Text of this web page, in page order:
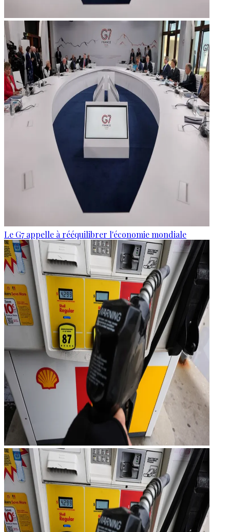
Le G7 appelle à rééquilibrer l'économie mondiale